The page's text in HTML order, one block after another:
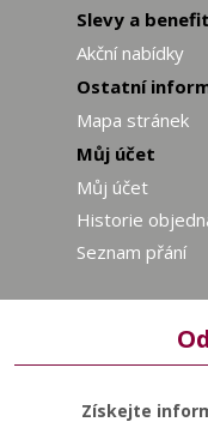
Slevy a
Akční nabídky
Ostatní
Mapa stránek
Můj účet
Můj účet
Historie
Seznam přání
Získejte